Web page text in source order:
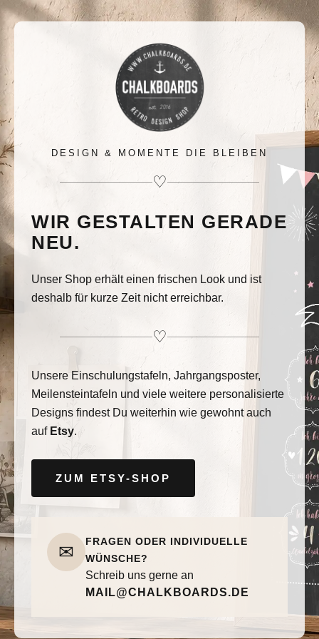
DESIGN & MOMENTE DIE BLEIBEN
♡
WIR GESTALTEN GERADE
NEU.
Unser Shop erhält einen frischen Look und ist
deshalb für kurze Zeit nicht erreichbar.
♡
Unsere Einschulungstafeln, Jahrgangsposter,
Meilensteintafeln und viele weitere personalisierte
Designs findest Du weiterhin wie gewohnt auch
auf Etsy.
ZUM ETSY-SHOP
✉
FRAGEN ODER INDIVIDUELLE
WÜNSCHE?
Schreib uns gerne an
MAIL@CHALKBOARDS.DE